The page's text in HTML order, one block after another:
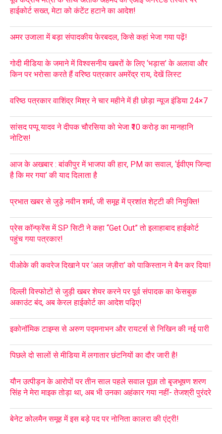
हाईकोर्ट सख्त, मेटा को कंटेंट हटाने का आदेश!
अमर उजाला में बड़ा संपादकीय फेरबदल, किसे कहां भेजा गया पढ़ें!
गोदी मीडिया के जमाने में विश्वसनीय खबरों के लिए ‘भड़ास’ के अलावा और
किन पर भरोसा करते हैं वरिष्ठ पत्रकार अमरेंद्र राय, देखें लिस्ट
वरिष्ठ पत्रकार वाशिंद्र मिश्र ने चार महीने में ही छोड़ा न्यूज इंडिया 24×7
सांसद पप्पू यादव ने दीपक चौरसिया को भेजा ₹10 करोड़ का मानहानि
नोटिस!
आज के अखबार : बांकीपुर में भाजपा की हार, PM का सवाल, ‘ईवीएम जिन्दा
है कि मर गया’ की याद दिलाता है
प्रभात खबर से जुड़े नवीन शर्मा, जी समूह में प्रशांत शेट्टी की नियुक्ति!
प्रेस कॉन्फ्रेंस में SP सिटी ने कहा “Get Out” तो इलाहाबाद हाईकोर्ट
पहुंच गया पत्रकार!
पीओके की कवरेज दिखाने पर ‘अल जज़ीरा’ को पाकिस्तान ने बैन कर दिया!
दिल्ली विस्फोटों से जुड़ी खबर शेयर करने पर पूर्व संपादक का फेसबुक
अकाउंट बंद, अब केरल हाईकोर्ट का आदेश पढ़िए!
इकोनॉमिक टाइम्स से अरुण पद्मनाभन और रायटर्स से निखिन की नई पारी
पिछले दो सालों से मीडिया में लगातार छंटनियों का दौर जारी है!
यौन उत्पीड़न के आरोपों पर तीन साल पहले सवाल पूछा तो बृजभूषण शरण
सिंह ने मेरा माइक तोड़ा था, अब भी उनका अहंकार गया नहीं- तेजश्री पुरंदरे
बेनेट कोलमैन समूह में इस बड़े पद पर नोनिता कालरा की एंट्री!